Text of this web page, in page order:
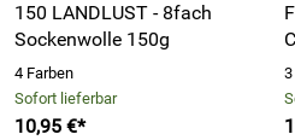
150 LANDLUST - 8fach
Sockenwolle 150g
4 Farben
Sofort lieferbar
10,95 €*
3